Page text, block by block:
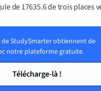
Tables des matières
Tables des matières
de 17635.6 de trois places
17.6356
StudySmarter obtiennent de
notre plateforme gratuite.
Télécharge-là !